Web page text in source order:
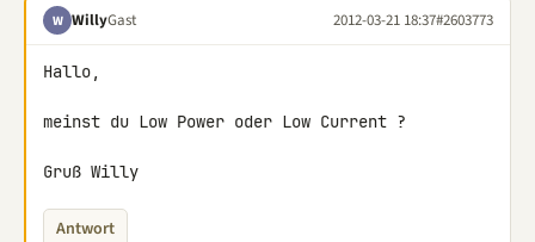
W WillyGast 2012-03-21 18:37#2603773
Hallo,
meinst du Low Power oder Low Current ?
Gruß Willy
Antwort